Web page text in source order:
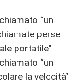
chiamato “un
perse
portatile”
chiamato “un
la velocità”